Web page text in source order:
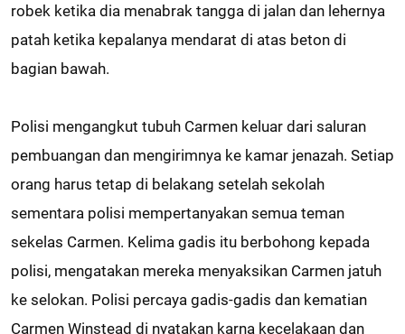
robek ketika dia menabrak tangga di jalan dan lehernya
patah ketika kepalanya mendarat di atas beton di
bagian bawah.
Polisi mengangkut tubuh Carmen keluar dari saluran
pembuangan dan mengirimnya ke kamar jenazah. Setiap
orang harus tetap di belakang setelah sekolah
sementara polisi mempertanyakan semua teman
sekelas Carmen. Kelima gadis itu berbohong kepada
polisi, mengatakan mereka menyaksikan Carmen jatuh
ke selokan. Polisi percaya gadis-gadis dan kematian
Carmen Winstead di nyatakan karna kecelakaan dan